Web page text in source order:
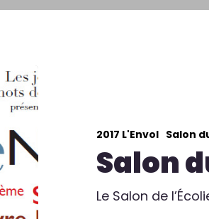
2017 L'Envol Salon
Salon
Le Salon de